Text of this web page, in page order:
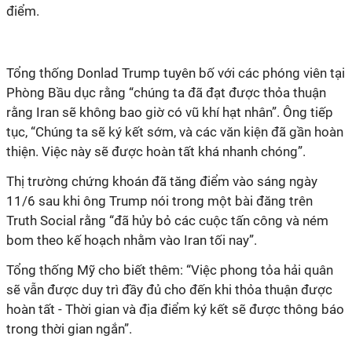
điểm.
Tổng thống Donlad Trump tuyên bố với các phóng viên tại
Phòng Bầu dục rằng “chúng ta đã đạt được thỏa thuận
rằng Iran sẽ không bao giờ có vũ khí hạt nhân”. Ông tiếp
tục, “Chúng ta sẽ ký kết sớm, và các văn kiện đã gần hoàn
thiện. Việc này sẽ được hoàn tất khá nhanh chóng”.
Thị trường chứng khoán đã tăng điểm vào sáng ngày
11/6 sau khi ông Trump nói trong một bài đăng trên
Truth Social rằng “đã hủy bỏ các cuộc tấn công và ném
bom theo kế hoạch nhằm vào Iran tối nay”.
Tổng thống Mỹ cho biết thêm: “Việc phong tỏa hải quân
sẽ vẫn được duy trì đầy đủ cho đến khi thỏa thuận được
hoàn tất - Thời gian và địa điểm ký kết sẽ được thông báo
trong thời gian ngắn”.